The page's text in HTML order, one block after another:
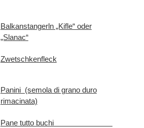
Balkanstangerln „Kifle“ oder
„Slanac“
Zwetschkenfleck
Panini (semola di grano duro
rimacinata)
Pane tutto buchi